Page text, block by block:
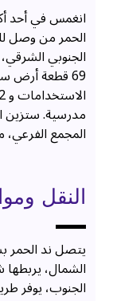
انغمس في أحد
الحمر من وصل
الجنوبي
مدرسية. ستزين
المجمع
النقل
يتصل ند الحمر